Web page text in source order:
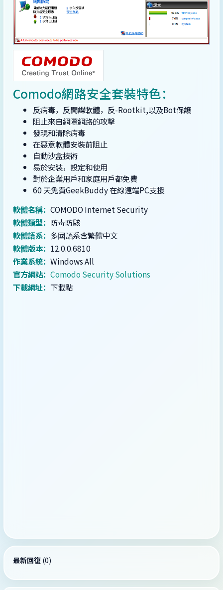
Comodo網路安全套裝特色：
反病毒，反間諜軟體，反-Rootkit,以及Bot保護
阻止來自網際網路的攻擊
發現和清除病毒
在惡意軟體安裝前阻止
自動沙盒技術
易於安裝，設定和使用
對於企業用戶和家庭用戶都免費
60 天免費GeekBuddy 在線遠端PC支援
軟體名稱： COMODO Internet Security
軟體類型： 防毒防駭
軟體語系： 多國語系含繁體中文
軟體版本： 12.0.0.6810
作業系統： Windows All
官方網站： Comodo Security Solutions
下載網址： 下載點
最新回復 (0)